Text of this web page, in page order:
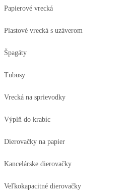
Papierové vrecká
Plastové vrecká s uzáverom
Špagáty
Tubusy
Vrecká na sprievodky
Výplň do krabíc
Dierovačky na papier
Kancelárske dierovačky
Veľkokapacitné dierovačky